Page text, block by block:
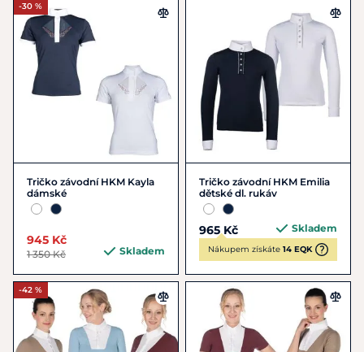
-30 %
Tričko závodní HKM Kayla
dámské
945 Kč
1 350 Kč Skladem
Tričko závodní HKM Emilia
dětské dl. rukáv
965 Kč Skladem
Nákupem získáte 14 EQK
-42 %